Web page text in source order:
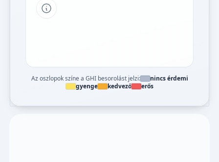
Tipp a grafikon jelmagyarázatához
Az oszlopok színe a GHI besorolást jelzi:
nincs érdemi
gyenge
kedvező erős